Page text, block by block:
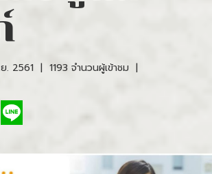
. 2561 | 1193 จำนวนผู้เข้าชม |